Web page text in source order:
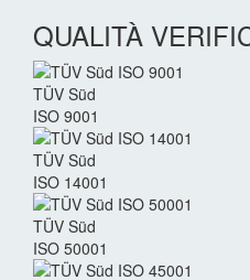
QUALITÀ
TÜV Süd
ISO 9001
TÜV Süd
ISO 14001
TÜV Süd
ISO 50001